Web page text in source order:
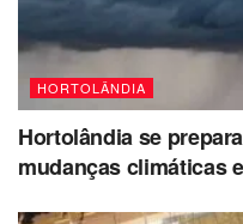
HORTOLÂNDIA
Hortolândia se
mudanças climáticas